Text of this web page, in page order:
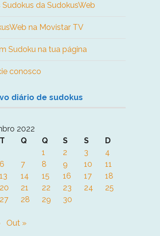
Sudokus da SudokusWeb
na Movistar TV
Sudoku na tua página
conosco
diário de sudokus
2022
T Q Q S S
D
1
2 3
4
6 7 8 9 10
11
13 14 15 16 17
18
20 21 22 23 24
25
27 28 29 30
Out »